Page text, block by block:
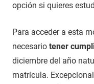
opción si quieres
Para acceder a esta
necesario tener
diciembre del año
matrícula.